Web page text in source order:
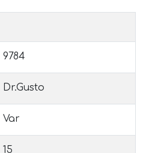
9784
Dr.Gusto
Var
15